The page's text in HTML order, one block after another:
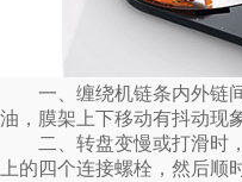
一、缠绕机链条内外链间
油，膜架上下移动有抖动现
二、转盘变慢或打滑时，
上的四个连接螺栓，然后